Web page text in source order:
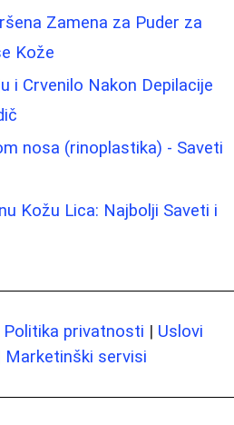
Zamena za Puder za
Kože
i Crvenilo Nakon Depilacije
nosa (rinoplastika) - Saveti
Kožu Lica: Najbolji Saveti i
Politika privatnosti | Uslovi
Marketinški servisi